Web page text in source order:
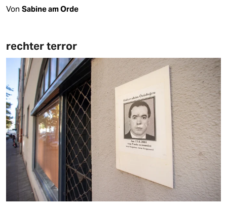
Von Sabine am Orde
rechter terror